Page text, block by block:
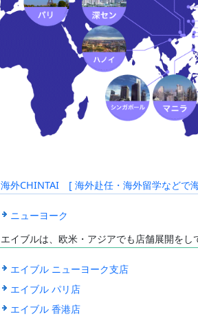
海外CHINTAI [ 海外赴任・海外留学などで
ニューヨーク
エイブルは、欧米・アジアでも店舗展開を
エイブル ニューヨーク支店
エイブル パリ店
エイブル 香港店